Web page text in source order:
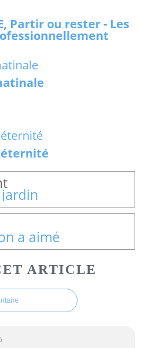
Partir ou rester - Les
a aimé
ARTICLE